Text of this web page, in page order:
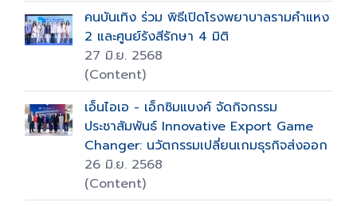
คนบันเทิง ร่วม พิธีเปิดโรงพยาบาลรามคำแหง
2 และศูนย์รังสีรักษา 4 มิติ
27 มิ.ย. 2568
(Content)
เอ็นไอเอ - เอ็กซิมแบงค์ จัดกิจกรรม
ประชาสัมพันธ์ Innovative Export Game
Changer: นวัตกรรมเปลี่ยนเกมธุรกิจส่งออก
26 มิ.ย. 2568
(Content)